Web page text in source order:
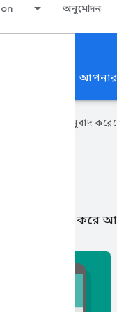
অনুমোদন
ব্যবহার করে
অনুবাদ
ব্যবহার